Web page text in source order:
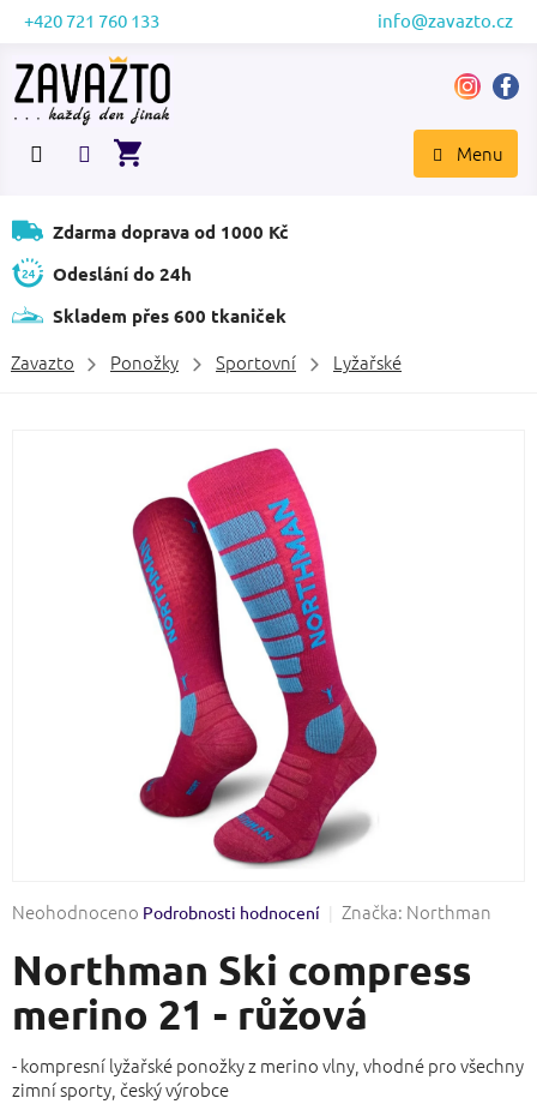
Přejít
obsah
+420 721 760 133 info@zavazto.cz
NÁKUPNÍ
Zdarma doprava od 1000 Kč
Odeslání do 24h
Skladem přes 600 tkaniček
Zavazto Ponožky Sportovní Lyžařské
Průměrné
produktu
je
0,0
z
hvězdiček.
Neohodnoceno Podrobnosti hodnocení Značka: Northman
Northman Ski compress
merino 21 - růžová
- kompresní lyžařské ponožky z merino vlny, vhodné pro všechny
zimní sporty, český výrobce